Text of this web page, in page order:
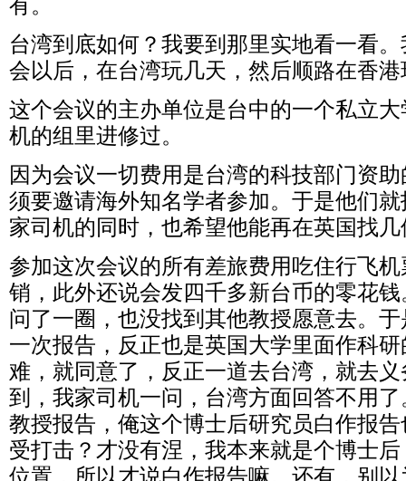
有。
台湾到底如何？我要到那里实地看一看
会以后，在台湾玩几天，然后顺路在香
这个会议的主办单位是台中的一个私立
机的组里进修过。
因为会议一切费用是台湾的科技部门资
须要邀请海外知名学者参加。于是他们
家司机的同时，也希望他能再在英国找
参加这次会议的所有差旅费用吃住行飞
销，此外还说会发四千多新台币的零花
问了一圈，也没找到其他教授愿意去。
一次报告，反正也是英国大学里面作科
难，就同意了，反正一道去台湾，就去
到，我家司机一问，台湾方面回答不用
教授报告，俺这个博士后研究员白作报
受打击？才没有涅，我本来就是个博士